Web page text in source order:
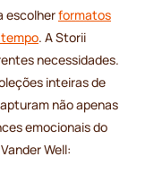
escolherformatos
. A Storii
necessidades.
inteiras de
não apenas
emocionais do
Well: